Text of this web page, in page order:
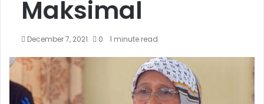
Maksimal
December 7, 2021 0 1 minute read